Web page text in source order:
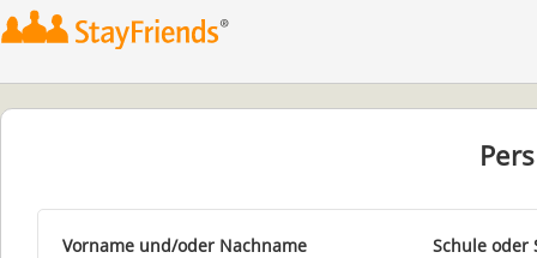
Vorname und/oder Nachname Schule oder